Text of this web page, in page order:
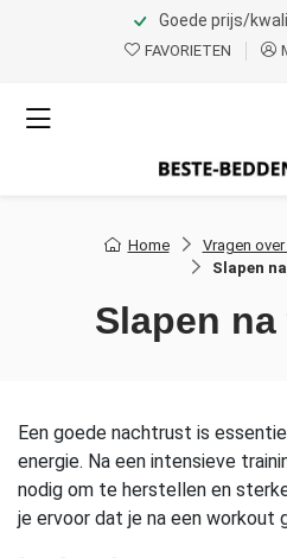
Goede prijs/
FAVORIETEN
Home Vragen
Slapen
Slapen
Een goede nachtrust is
energie. Na een intensieve
nodig om te herstellen en
je ervoor dat je na een workout